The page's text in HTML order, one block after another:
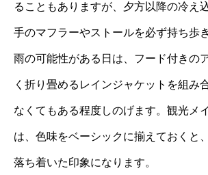
ることもありますが、夕方以降の冷え
手のマフラーやストールを必ず持ち歩
雨の可能性がある日は、フード付きの
く折り畳めるレインジャケットを組み
なくてもある程度しのげます。観光メ
は、色味をベーシックに揃えておくと
落ち着いた印象になります。